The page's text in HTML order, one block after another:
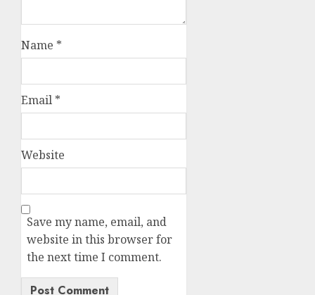
Name *
Email *
Website
Save my name, email, and
website in this browser for
the next time I comment.